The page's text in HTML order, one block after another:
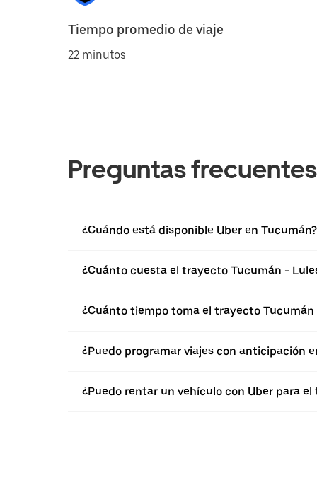
Tiempo promedio de viaje
22 minutos
Preguntas frecuentes
¿Cuándo está disponible Uber en Tucumán?
¿Cuánto cuesta el trayecto Tucumán -
¿Cuánto tiempo toma el trayecto Tucumán
¿Puedo programar viajes con anticipación
¿Puedo rentar un vehículo con Uber para